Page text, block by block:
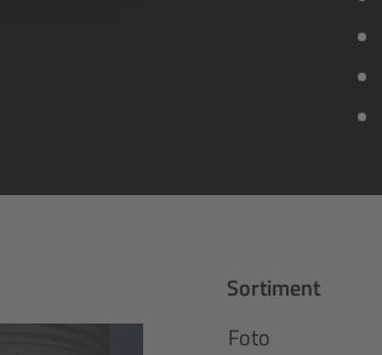
Sortiment
Foto